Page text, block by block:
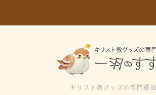
キリスト教グッズの専門通販